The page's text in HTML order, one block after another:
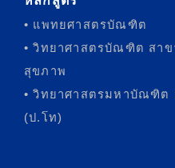
• แพทยศาสตรบัณฑิต
• วิทยาศาสตรบัณฑิต สา
สุขภาพ
• วิทยาศาสตรมหาบัณฑิต
(ป.โท)